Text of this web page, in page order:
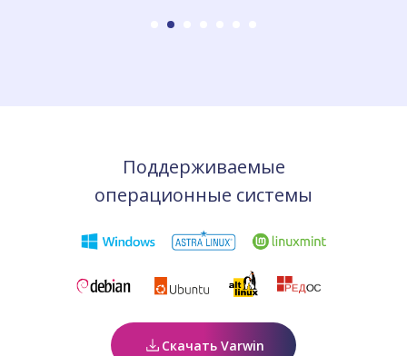
Поддерживаемые
операционные системы
Скачать Varwin